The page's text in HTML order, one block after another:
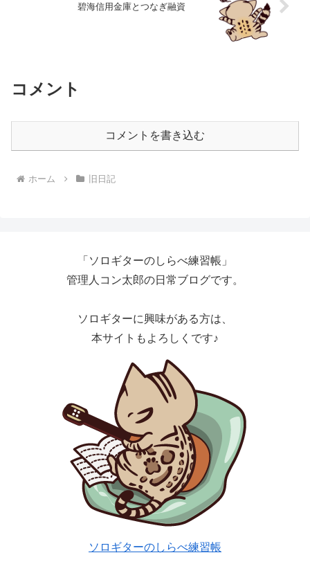
碧海信用金庫とつなぎ融資
コメント
コメントを書き込む
ホーム 旧日記
「ソロギターのしらべ練習帳」
管理人コン太郎の日常ブログです。
ソロギターに興味がある方は、
本サイトもよろしくです♪
ソロギターのしらべ練習帳